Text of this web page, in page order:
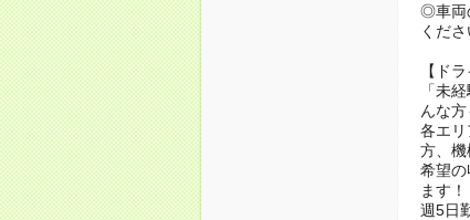
◎車両
くださ
【ド
「未
んな方
各エリ
方、機
希望
ます！
週5日